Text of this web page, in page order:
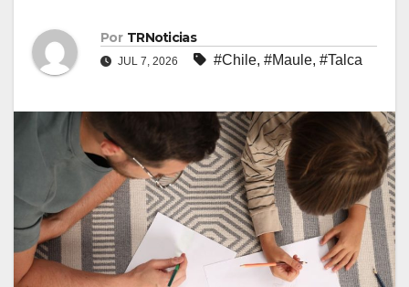
Por TRNoticias
JUL 7, 2026 #Chile, #Maule, #Talca